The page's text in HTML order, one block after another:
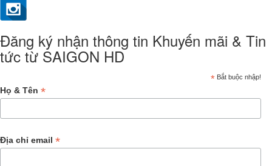
Đăng ký nhận thông tin Khuyến mãi & Tin
tức từ SAIGON HD
* Bắt buộc nhập!
Họ & Tên *
Địa chỉ email *